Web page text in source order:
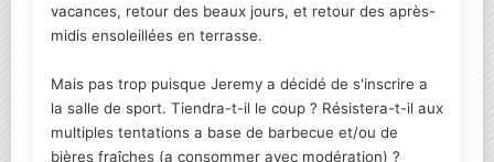
vacances, retour des beaux jours, et retour des après-
midis ensoleillées en terrasse.
Mais pas trop puisque Jeremy a décidé de s'inscrire a
la salle de sport. Tiendra-t-il le coup ? Résistera-t-il aux
multiples tentations a base de barbecue et/ou de
bières fraîches (a consommer avec modération) ?